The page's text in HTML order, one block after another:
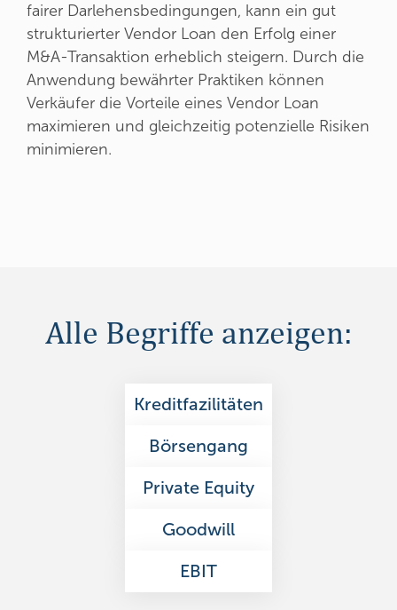
fairer Darlehensbedingungen, kann ein gut
strukturierter Vendor Loan den Erfolg einer
M&A-Transaktion erheblich steigern. Durch die
Anwendung bewährter Praktiken können
Verkäufer die Vorteile eines Vendor Loan
maximieren und gleichzeitig potenzielle Risiken
minimieren.
Alle Begriffe anzeigen:
Kreditfazilitäten
Börsengang
Private Equity
Goodwill
EBIT